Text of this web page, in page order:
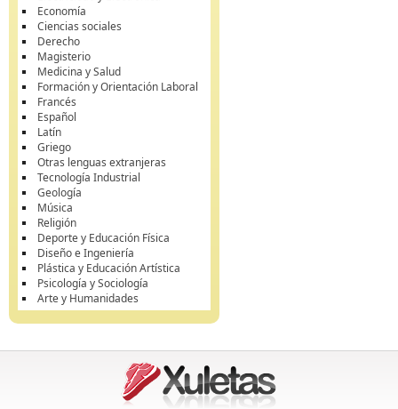
Economía
Ciencias sociales
Derecho
Magisterio
Medicina y Salud
Formación y Orientación Laboral
Francés
Español
Latín
Griego
Otras lenguas extranjeras
Tecnología Industrial
Geología
Música
Religión
Deporte y Educación Física
Diseño e Ingeniería
Plástica y Educación Artística
Psicología y Sociología
Arte y Humanidades